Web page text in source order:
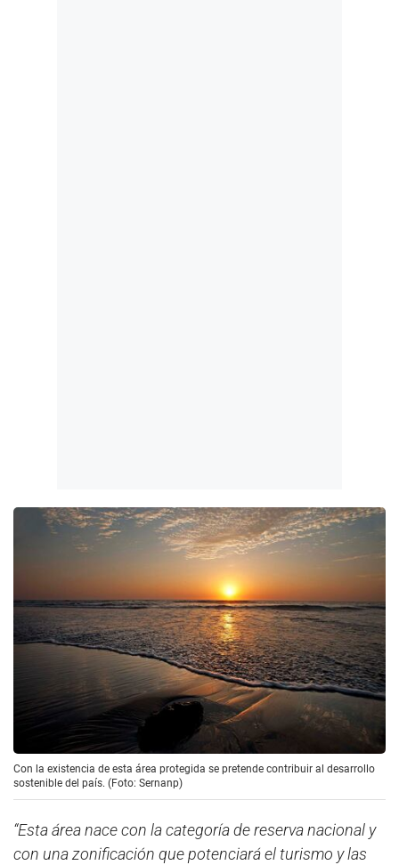
Con la existencia de esta área protegida se pretende contribuir al desarrollo
sostenible del país. (Foto: Sernanp)
“Esta área nace con la categoría de reserva nacional y
con una zonificación que potenciará el turismo y las